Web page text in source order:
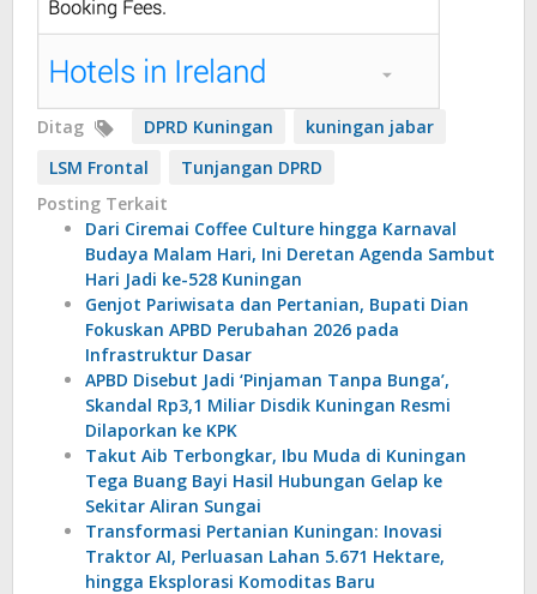
Ditag DPRD Kuningan
kuningan jabar
LSM Frontal
Tunjangan DPRD
Posting Terkait
Dari Ciremai Coffee Culture hingga Karnaval
Budaya Malam Hari, Ini Deretan Agenda Sambut
Hari Jadi ke-528 Kuningan
Genjot Pariwisata dan Pertanian, Bupati Dian
Fokuskan APBD Perubahan 2026 pada
Infrastruktur Dasar
APBD Disebut Jadi ‘Pinjaman Tanpa Bunga’,
Skandal Rp3,1 Miliar Disdik Kuningan Resmi
Dilaporkan ke KPK
Takut Aib Terbongkar, Ibu Muda di Kuningan
Tega Buang Bayi Hasil Hubungan Gelap ke
Sekitar Aliran Sungai
Transformasi Pertanian Kuningan: Inovasi
Traktor AI, Perluasan Lahan 5.671 Hektare,
hingga Eksplorasi Komoditas Baru